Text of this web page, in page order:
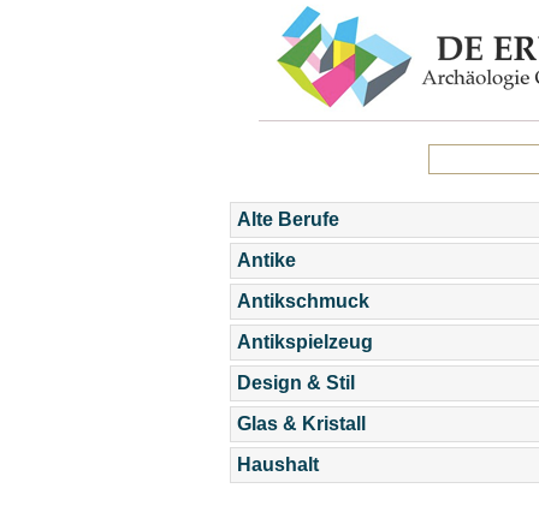
Alte Berufe
Antike
Antikschmuck
Antikspielzeug
Design & Stil
Glas & Kristall
Haushalt